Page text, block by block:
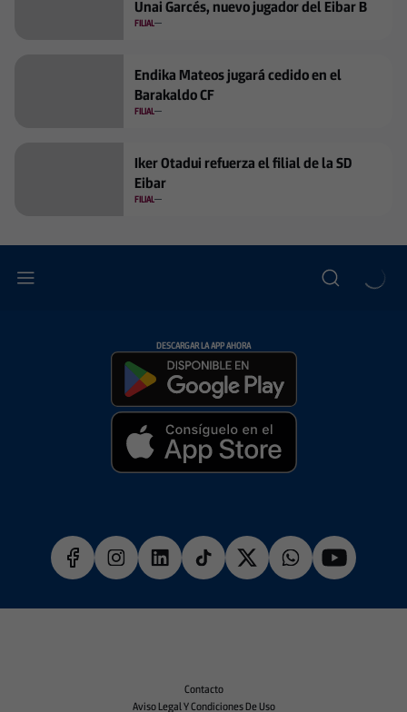
Unai Garcés, nuevo jugador del Eibar B
FILIAL
Endika Mateos jugará cedido en el
Barakaldo CF
FILIAL
Iker Otadui refuerza el filial de la SD
Eibar
FILIAL
DESCARGAR LA APP AHORA
Contacto
Aviso Legal Y Condiciones De Uso